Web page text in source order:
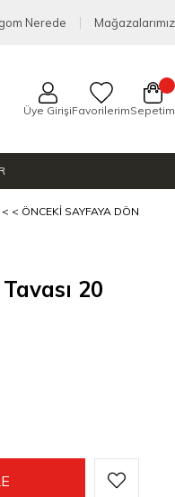
Nerede Mağazalarımız
Üye GirişiFavorilerimSepetim
< < ÖNCEKI SAYFAYA DÖN
20